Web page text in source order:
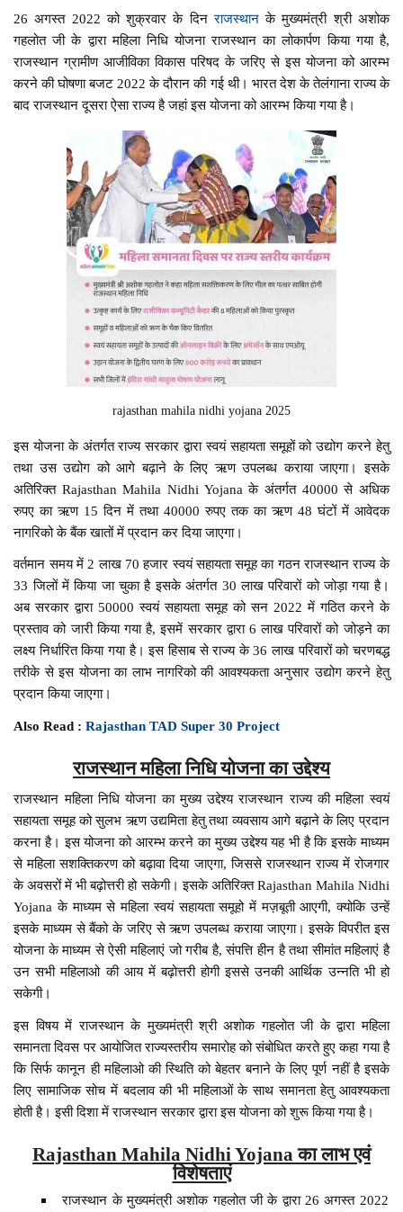
26 अगस्त 2022 को शुक्रवार के दिनराजस्थानके मुख्यमंत्री श्री अशोक
गहलोत जी के द्वारा महिला निधि योजना राजस्थान का लोकार्पण किया गया है,
राजस्थान ग्रामीण आजीविका विकास परिषद के जरिए से इस योजना को आरम्भ
करने की घोषणा बजट 2022 के दौरान की गई थी। भारत देश के तेलंगाना राज्य के
बाद राजस्थान दूसरा ऐसा राज्य है जहां इस योजना को आरम्भ किया गया है।
rajasthan mahila nidhi yojana 2025
इस योजना के अंतर्गत राज्य सरकार द्वारा स्वयं सहायता समूहों को उद्योग करने हेतु
तथा उस उद्योग को आगे बढ़ाने के लिए ऋण उपलब्ध कराया जाएगा। इसके
अतिरिक्त Rajasthan Mahila Nidhi Yojana के अंतर्गत 40000 से अधिक
रुपए का ऋण 15 दिन में तथा 40000 रुपए तक का ऋण 48 घंटों में आवेदक
नागरिको के बैंक खातों में प्रदान कर दिया जाएगा।
वर्तमान समय में 2 लाख 70 हजार स्वयं सहायता समूह का गठन राजस्थान राज्य के
33 जिलों में किया जा चुका है इसके अंतर्गत 30 लाख परिवारों को जोड़ा गया है।
अब सरकार द्वारा 50000 स्वयं सहायता समूह को सन 2022 में गठित करने के
प्रस्ताव को जारी किया गया है, इसमें सरकार द्वारा 6 लाख परिवारों को जोड़ने का
लक्ष्य निर्धारित किया गया है। इस हिसाब से राज्य के 36 लाख परिवारों को चरणबद्ध
तरीके से इस योजना का लाभ नागरिको की आवश्यकता अनुसार उद्योग करने हेतु
प्रदान किया जाएगा।
Also Read :Rajasthan TAD Super 30 Project
राजस्थान महिला निधि योजना का उद्देश्य
राजस्थान महिला निधि योजना का मुख्य उद्देश्य राजस्थान राज्य की महिला स्वयं
सहायता समूह को सुलभ ऋण उद्यमिता हेतु तथा व्यवसाय आगे बढ़ाने के लिए प्रदान
करना है। इस योजना को आरम्भ करने का मुख्य उद्देश्य यह भी है कि इसके माध्यम
से महिला सशक्तिकरण को बढ़ावा दिया जाएगा, जिससे राजस्थान राज्य में रोजगार
के अवसरों में भी बढ़ोत्तरी हो सकेगी। इसके अतिरिक्त Rajasthan Mahila Nidhi
Yojana के माध्यम से महिला स्वयं सहायता समूहो में मज़बूती आएगी, क्योकि उन्हें
इसके माध्यम से बैंको के जरिए से ऋण उपलब्ध कराया जाएगा। इसके विपरीत इस
योजना के माध्यम से ऐसी महिलाएं जो गरीब है, संपत्ति हीन है तथा सीमांत महिलाएं है
उन सभी महिलाओ की आय में बढ़ोत्तरी होगी इससे उनकी आर्थिक उन्नति भी हो
सकेगी।
इस विषय में राजस्थान के मुख्यमंत्री श्री अशोक गहलोत जी के द्वारा महिला
समानता दिवस पर आयोजित राज्यस्तरीय समारोह को संबोधित करते हुए कहा गया है
कि सिर्फ कानून ही महिलाओ की स्थिति को बेहतर बनाने के लिए पूर्ण नहीं है इसके
लिए सामाजिक सोच में बदलाव की भी महिलाओं के साथ समानता हेतु आवश्यकता
होती है। इसी दिशा में राजस्थान सरकार द्वारा इस योजना को शुरू किया गया है।
Rajasthan Mahila Nidhi Yojana का लाभ एवं
विशेषताएं
राजस्थान के मुख्यमंत्री अशोक गहलोत जी के द्वारा 26 अगस्त 2022